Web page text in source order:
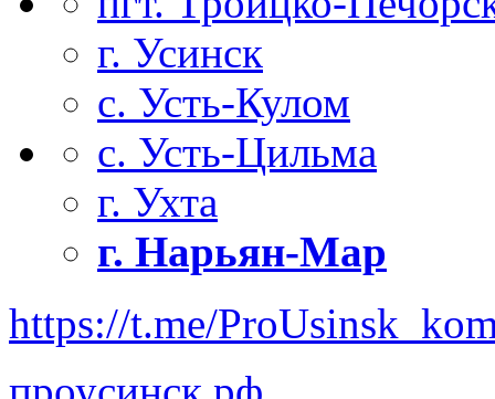
г. Усинск
с. Усть-Кулом
с. Усть-Цильма
г. Ухта
г. Нарьян-Мар
https://t.me/